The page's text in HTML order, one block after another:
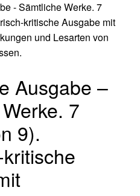
Ausgabe –
7
9).